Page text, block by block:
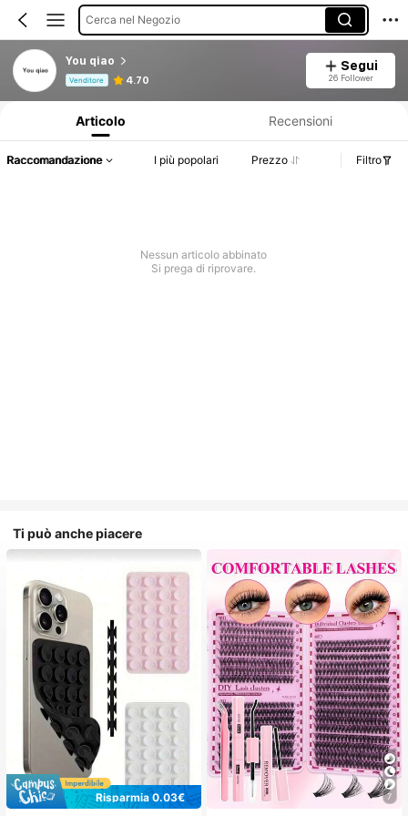
Cerca nel Negozio
You qiao
Venditore 4.70
Segui
26 Follower
Articolo Recensioni
Raccomandazione I più popolari Prezzo Filtro
Nessun articolo abbinato
Si prega di riprovare.
Ti può anche piacere
Risparmia 0.03€
7